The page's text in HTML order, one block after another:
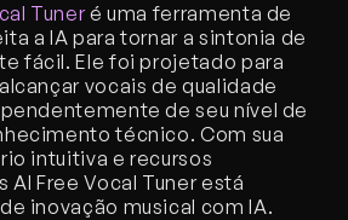
Tuner é uma ferramenta de
a IA para tornar a sintonia de
fácil. Ele foi projetado para
vocais de qualidade
de seu nível de
técnico. Com sua
intuitiva e recursos
AI Free Vocal Tuner está
inovação musical com IA.